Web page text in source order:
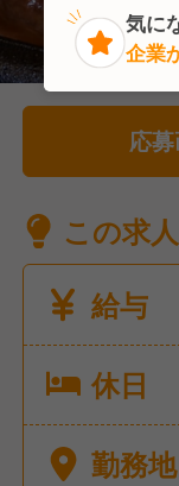
応
この求
給与
休日
勤務地
気に
企業